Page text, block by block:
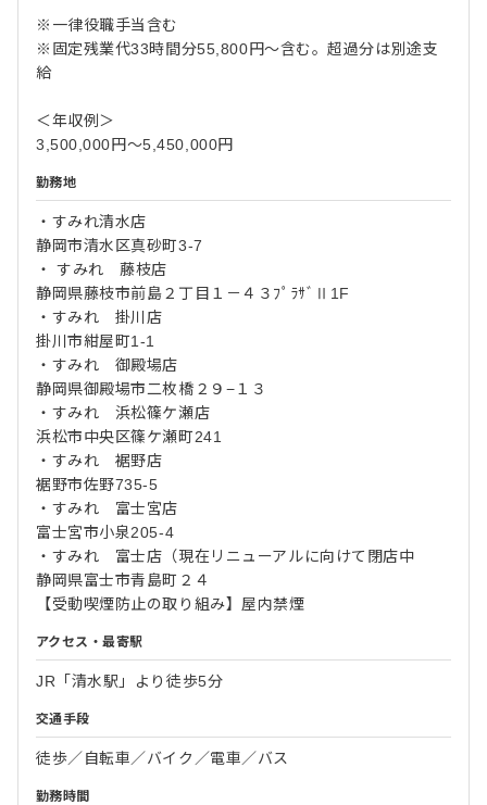
※一律役職手当含む
※固定残業代33時間分55,800円～含む。超過分は別途支
給
＜年収例＞
3,500,000円～5,450,000円
勤務地
・すみれ清水店
静岡市清水区真砂町3-7
・ すみれ 藤枝店
静岡県藤枝市前島２丁目１－４３ﾌﾟﾗｻﾞⅡ1F
・すみれ 掛川店
掛川市紺屋町1-1
・すみれ 御殿場店
静岡県御殿場市二枚橋２９−１３
・すみれ 浜松篠ケ瀬店
浜松市中央区篠ケ瀬町241
・すみれ 裾野店
裾野市佐野735-5
・すみれ 富士宮店
富士宮市小泉205-4
・すみれ 富士店（現在リニューアルに向けて閉店中
静岡県富士市青島町２４
【受動喫煙防止の取り組み】屋内禁煙
アクセス・最寄駅
JR「清水駅」より徒歩5分
交通手段
徒歩／自転車／バイク／電車／バス
勤務時間